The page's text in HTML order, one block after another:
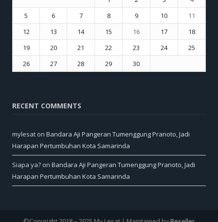
5
6 7 8 9 10
11
12
13 14 15 16 17
18
19
20 21 22 23 24
25
26
27 28 29
30
RECENT COMMENTS
mylesat on Bandara Aji Pangeran Tumenggung Pranoto, Jadi
Harapan Pertumbuhan Kota Samarinda
Siapa ya? on Bandara Aji Pangeran Tumenggung Pranoto, Jadi
Harapan Pertumbuhan Kota Samarinda